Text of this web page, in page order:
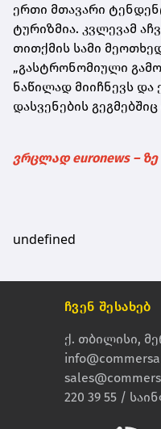
ერთი მთავარი
ტურიზმია. კვლევამ
თითქმის სამი
„გასტრონომიული
ნაწილად მიიჩნევს და
დასვენების
ვრცლად euronews – ზე
undefined
ჩვენ შესახებ
ქ. თბილისი,
220 39 55 /